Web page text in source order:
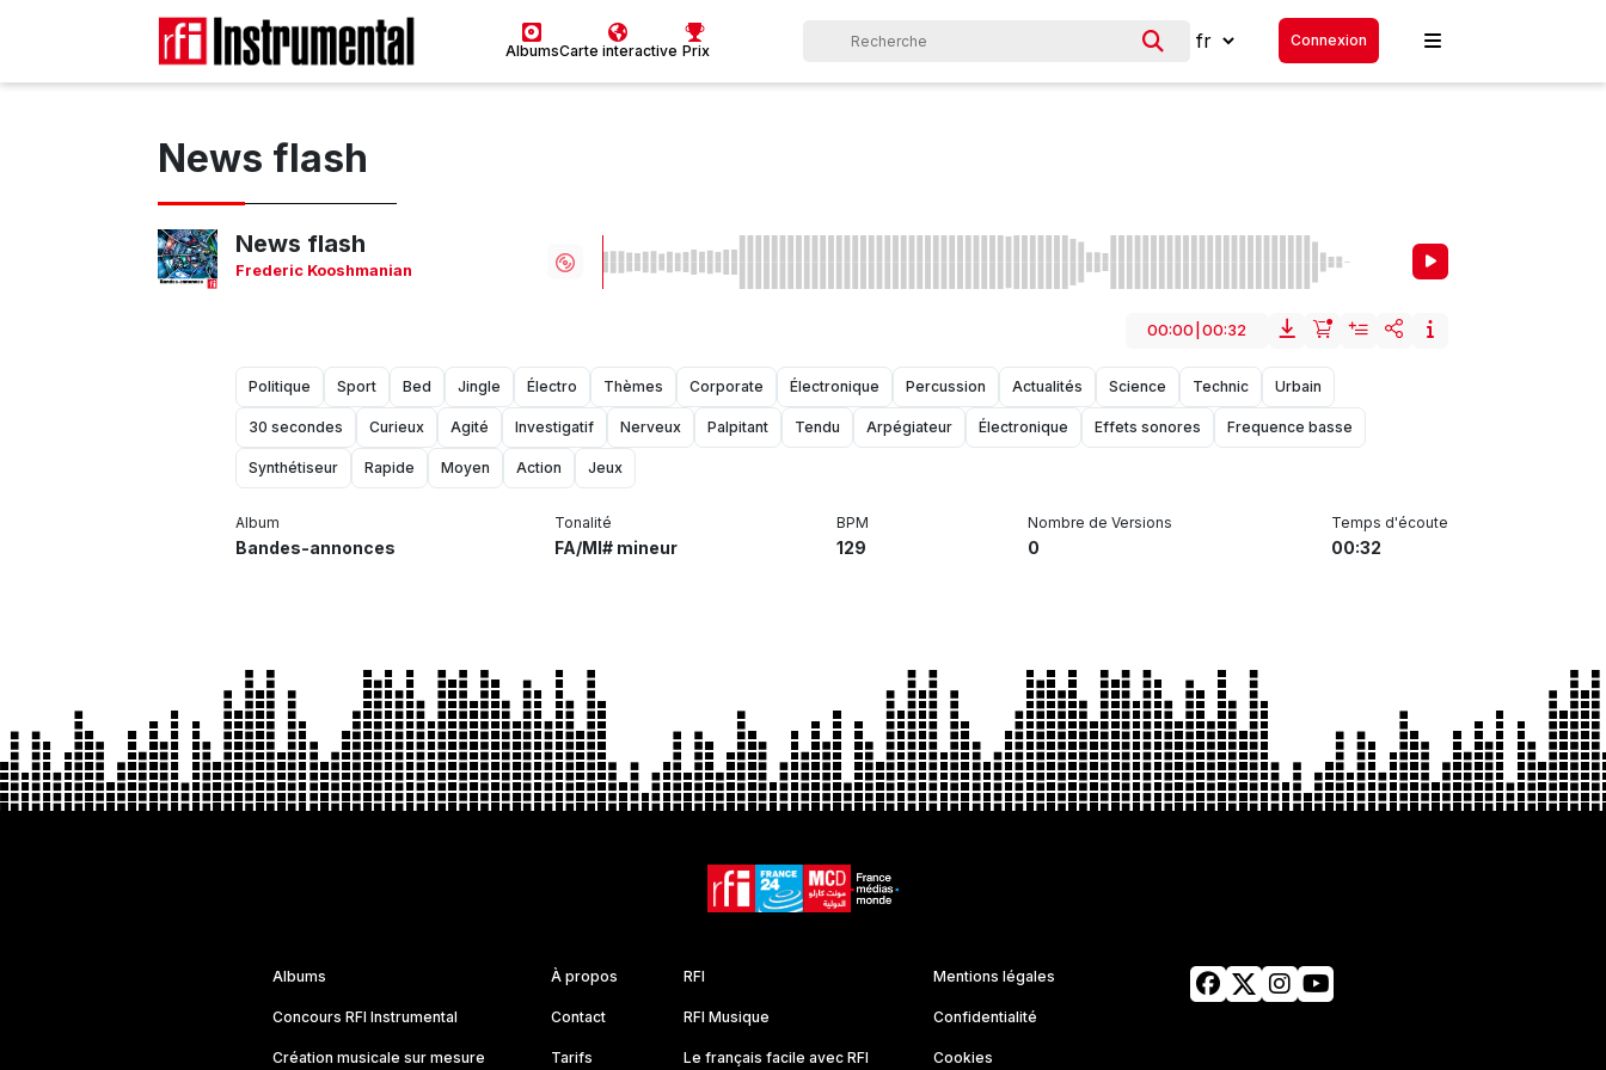
AlbumsCarte interactive Prix
Connexion
News flash
News flash
Frederic Kooshmanian
00:00 00:32
Politique Sport Bed Jingle Électro Thèmes Corporate Électronique Percussion Actualités Science Technic Urbain
30 secondes Curieux Agité Investigatif Nerveux Palpitant Tendu Arpégiateur Électronique Effets sonores Frequence basse
Synthétiseur Rapide Moyen Action Jeux
Album
Bandes-annonces
Tonalité
FA/MI# mineur
BPM
129
Nombre de Versions
0
Temps d'écoute
00:32
Albums
Concours RFI Instrumental
Création musicale sur mesure
À propos
Contact
Tarifs
RFI
RFI Musique
Le français facile avec RFI
Mentions légales
Confidentialité
Cookies